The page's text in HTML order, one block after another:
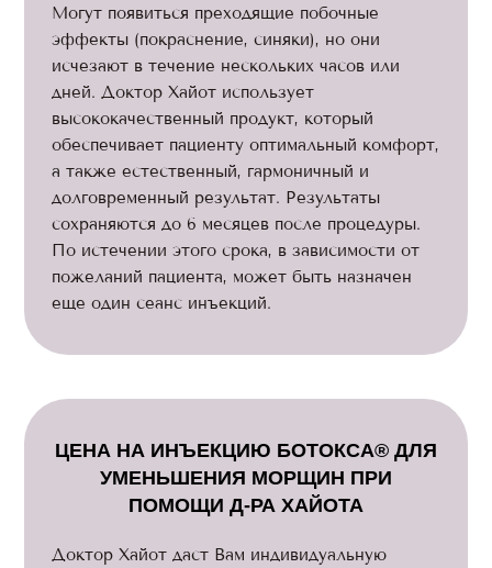
Могут появиться преходящие побочные
эффекты (покраснение, синяки), но они
исчезают в течение нескольких часов или
дней. Доктор Хайот использует
высококачественный продукт, который
обеспечивает пациенту оптимальный комфорт,
а также естественный, гармоничный и
долговременный результат. Результаты
сохраняются до 6 месяцев после процедуры.
По истечении этого срока, в зависимости от
пожеланий пациента, может быть назначен
еще один сеанс инъекций.
ЦЕНА НА ИНЪЕКЦИЮ БОТОКСА® ДЛЯ
УМЕНЬШЕНИЯ МОРЩИН ПРИ
ПОМОЩИ Д-РА ХАЙОТА
Доктор Хайот даст Вам индивидуальную